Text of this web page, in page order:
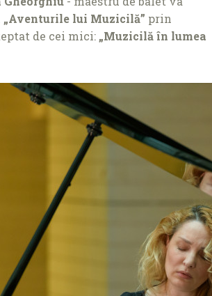
„Aventurile lui Muzicilă” prin
de cei mici: „Muzicilă în lumea